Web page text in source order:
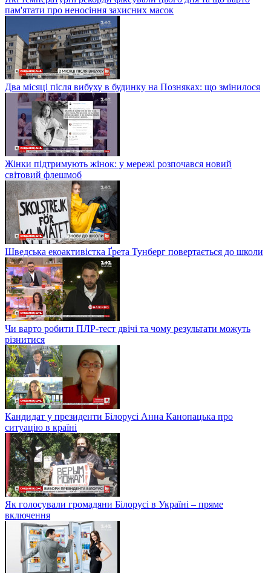
пам'ятати про неносіння захисних масок
Два місяці після вибуху в будинку на Позняках: що змінилося
Жінки підтримують жінок: у мережі розпочався новий
світовий флешмоб
Шведська екоактивістка Ґрета Тунберг повертається до школи
Чи варто робити ПЛР-тест двічі та чому результати можуть
різнитися
Кандидат у президенти Білорусі Анна Канопацька про
ситуацію в країні
Як голосували громадяни Білорусі в Україні – пряме
включення